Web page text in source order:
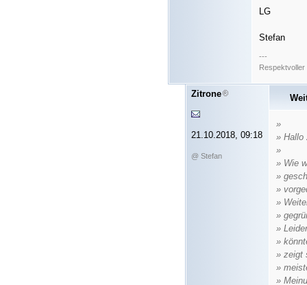
LG
Stefan
---
Respektvoller
Zitrone
21.10.2018, 09:18
@ Stefan
»
» Hallo
»
» Wie
»
»
»
»
»
»
» zeigt
»
»